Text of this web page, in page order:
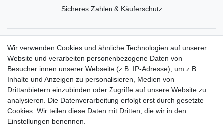
Sicheres Zahlen & Käuferschutz
Rechtliche Informationen
Widerrufsrecht
Widerrufsformular
Datenschutzerklärung
Wir verwenden Cookies und ähnliche Technologien auf unserer
Website und verarbeiten personenbezogene Daten von
Besucher:innen unserer Webseite (z.B. IP-Adresse), um z.B.
Inhalte und Anzeigen zu personalisieren, Medien von
Drittanbietern einzubinden oder Zugriffe auf unsere Website zu
analysieren. Die Datenverarbeitung erfolgt erst durch gesetzte
Cookies. Wir teilen diese Daten mit Dritten, die wir in den
Einstellungen benennen.